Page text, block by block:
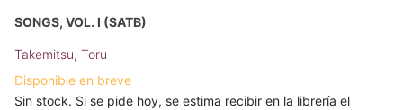
SONGS, VOL. I (SATB)
Takemitsu, Toru
Disponible en breve
Sin stock. Si se pide hoy, se estima recibir en la librería el